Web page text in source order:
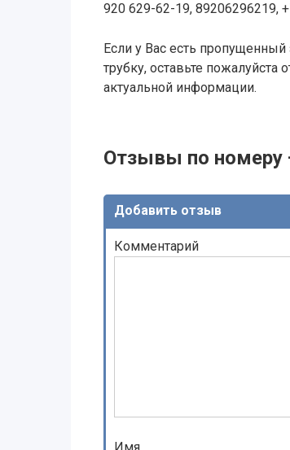
920 629-62-19, 89206296219,
Если у Вас есть
трубку, оставьте
актуальной информации.
Отзывы по номеру
Добавить отзыв
Комментарий